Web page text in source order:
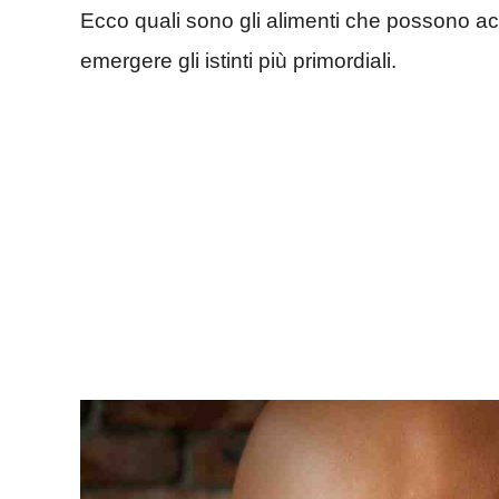
Ecco quali sono gli alimenti che possono
emergere gli istinti più primordiali.